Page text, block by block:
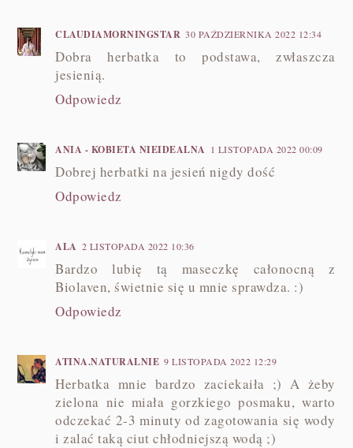
CLAUDIAMORNINGSTAR 30 PAŹDZIERNIKA 2022 12:34
Dobra herbatka to podstawa, zwłaszcza
jesienią.
Odpowiedz
ANIA - KOBIETA NIEIDEALNA 1 LISTOPADA 2022 00:09
Dobrej herbatki na jesień nigdy dość
Odpowiedz
ALA 2 LISTOPADA 2022 10:36
Bardzo lubię tą maseczkę całonocną z
Biolaven, świetnie się u mnie sprawdza. :)
Odpowiedz
ATINA.NATURALNIE 9 LISTOPADA 2022 12:29
Herbatka mnie bardzo zaciekaiła ;) A żeby
zielona nie miała gorzkiego posmaku, warto
odczekać 2-3 minuty od zagotowania się wody
i zalać taką ciut chłodniejszą wodą ;)